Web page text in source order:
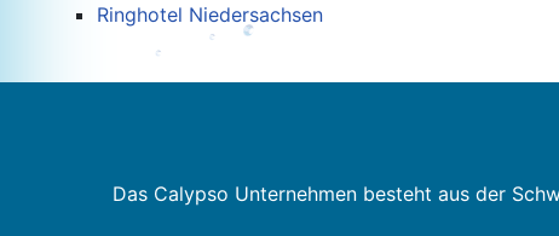
Ringhotel Niedersachsen
Das Calypso Unternehmen besteht aus der